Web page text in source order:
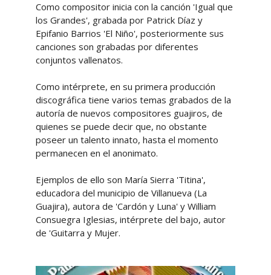
Como compositor inicia con la canción 'Igual que
los Grandes', grabada por Patrick Díaz y
Epifanio Barrios 'El Niño', posteriormente sus
canciones son grabadas por diferentes
conjuntos vallenatos.
Como intérprete, en su primera producción
discográfica tiene varios temas grabados de la
autoría de nuevos compositores guajiros, de
quienes se puede decir que, no obstante
poseer un talento innato, hasta el momento
permanecen en el anonimato.
Ejemplos de ello son María Sierra 'Titina',
educadora del municipio de Villanueva (La
Guajira), autora de 'Cardón y Luna' y William
Consuegra Iglesias, intérprete del bajo, autor
de 'Guitarra y Mujer.